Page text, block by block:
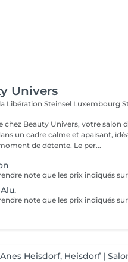
Univers
Libération Steinsel Luxembourg
chez Beauty Univers, votre salon
un cadre calme et apaisant,
véritable moment de détente. Le per...